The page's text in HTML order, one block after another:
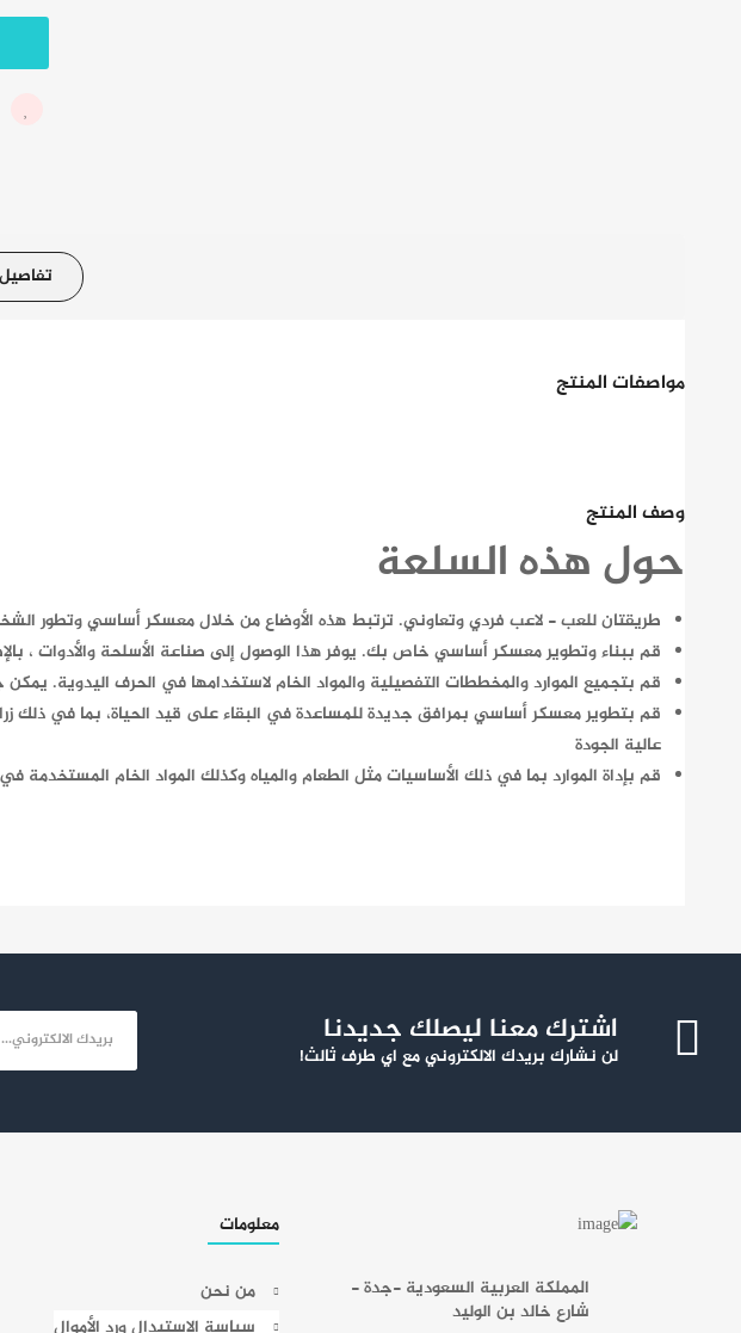
تفاصيل
مواصفات المنتج
وصف المنتج
حول هذه السلعة
طريقتان للعب - لاعب فردي وتعاوني. ترتبط هذه الأوضاع من خلال معسكر أساسي وتطور
قم ببناء وتطوير معسكر أساسي خاص بك. يوفر هذا الوصول إلى صناعة الأسلحة والأدوات ،
قم بتجميع الموارد والمخططات التفصيلية والمواد الخام لاستخدامها في الحرف اليدوية.
قم بتطوير معسكر أساسي بمرافق جديدة للمساعدة في البقاء على قيد الحياة، بما في ذلك
عالية الجودة
قم بإداة الموارد بما في ذلك الأساسيات مثل الطعام والمياه وكذلك المواد الخام المستخدمة
اشترك معنا ليصلك جديدنا
لن نشارك بريدك الالكتروني مع اي طرف ثالث!
المملكة العربية السعودية -جدة -
شارع خالد بن الوليد
معلومات
من نحن